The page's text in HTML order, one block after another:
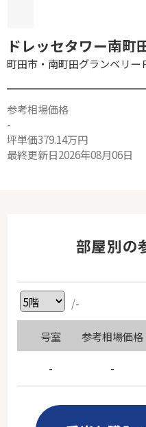
ドレッセタワー南町
町田市・南町田グランベリー
参考相場価格
-
坪単価379.14万円
最終更新日2026年08月06日
部屋別の
/-
号室 参考相場価格
- -